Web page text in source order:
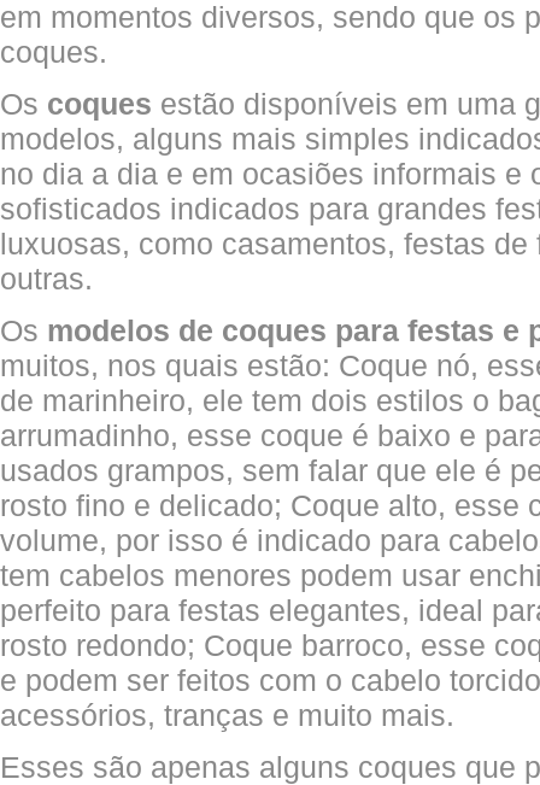
em momentos diversos, sendo que os
coques.
Os coques estão disponíveis em uma
modelos, alguns mais simples
no dia a dia e em ocasiões informais e
sofisticados indicados para grandes
luxuosas, como casamentos, festas
outras.
Os modelos de coques para festas e
muitos, nos quais estão: Coque nó,
de marinheiro, ele tem dois estilos o
arrumadinho, esse coque é baixo e
usados grampos, sem falar que ele é
rosto fino e delicado; Coque alto, esse
volume, por isso é indicado para
tem cabelos menores podem usar
perfeito para festas elegantes, ideal
rosto redondo; Coque barroco, esse
e podem ser feitos com o cabelo
acessórios, tranças e muito mais.
Esses são apenas alguns coques que